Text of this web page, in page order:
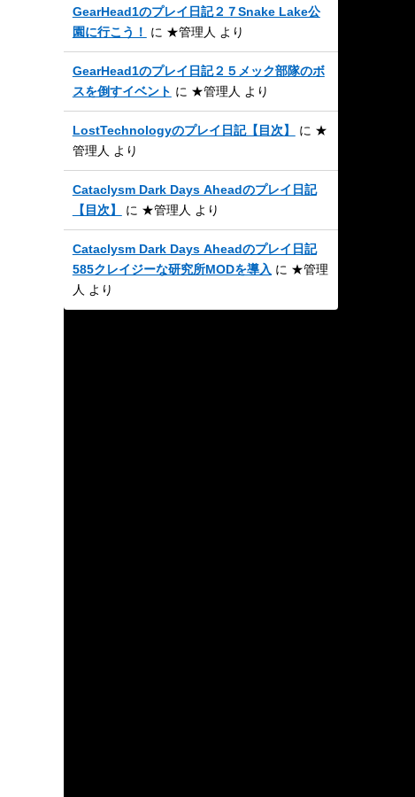
GearHead1のプレイ日記２７Snake Lake公
園に行こう！
に ★管理人 より
GearHead1のプレイ日記２５メック部隊のボ
スを倒すイベント に ★管理人 より
LostTechnologyのプレイ日記【目次】 に ★
管理人
より
Cataclysm Dark Days Aheadのプレイ日記
【目次】
に ★管理人 より
Cataclysm Dark Days Aheadのプレイ日記
585クレイジーな研究所MODを導入 に ★管理
人
より